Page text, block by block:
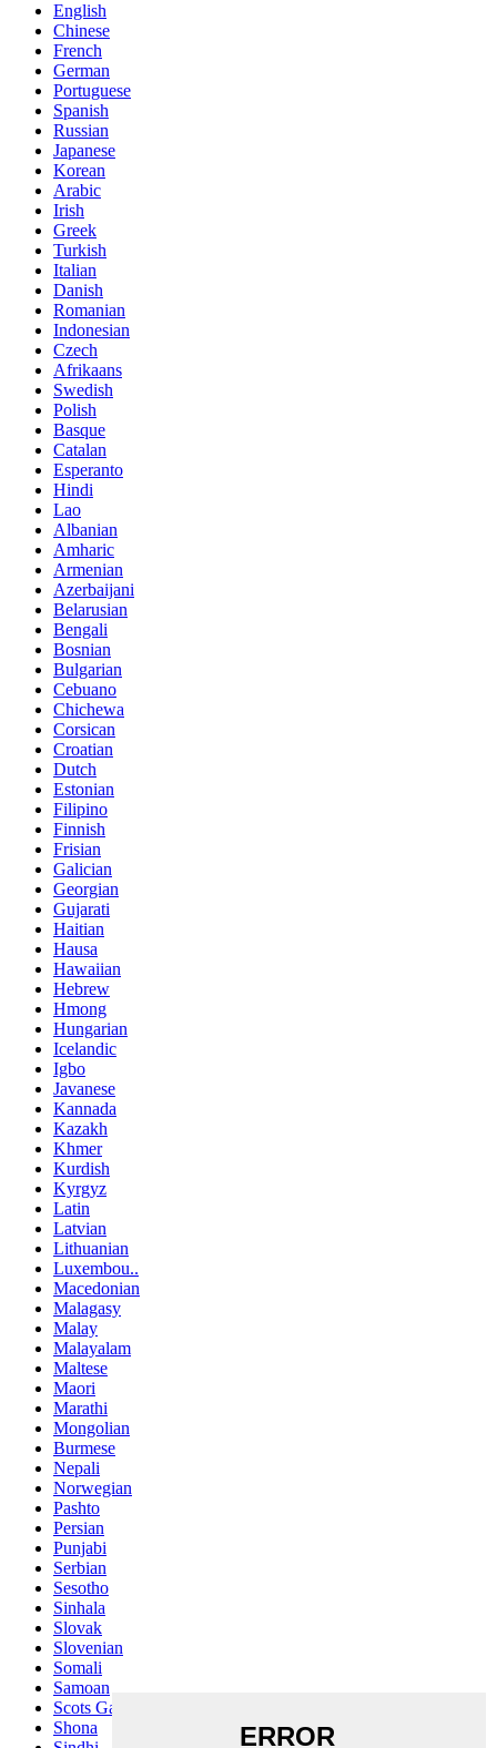
English
Chinese
French
German
Portuguese
Spanish
Russian
Japanese
Korean
Arabic
Irish
Greek
Turkish
Italian
Danish
Romanian
Indonesian
Czech
Afrikaans
Swedish
Polish
Basque
Catalan
Esperanto
Hindi
Lao
Albanian
Amharic
Armenian
Azerbaijani
Belarusian
Bengali
Bosnian
Bulgarian
Cebuano
Chichewa
Corsican
Croatian
Dutch
Estonian
Filipino
Finnish
Frisian
Galician
Georgian
Gujarati
Haitian
Hausa
Hawaiian
Hebrew
Hmong
Hungarian
Icelandic
Igbo
Javanese
Kannada
Kazakh
Khmer
Kurdish
Kyrgyz
Latin
Latvian
Lithuanian
Luxembou..
Macedonian
Malagasy
Malay
Malayalam
Maltese
Maori
Marathi
Mongolian
Burmese
Nepali
Norwegian
Pashto
Persian
Punjabi
Serbian
Sesotho
Sinhala
Slovak
Slovenian
Somali
Samoan
Scots Gaelic
Shona